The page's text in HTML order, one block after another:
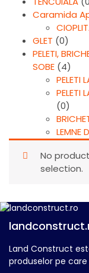
Caramida
GLET (0)
PELETI,
SOBE (4)
PELETI
PELETI
(0)
LEMNE
No
selection.
Land Construct
produselor pe